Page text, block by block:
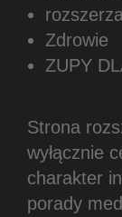
Zdrowie
ZUPY
Strona
wyłącznie
charakter
porady